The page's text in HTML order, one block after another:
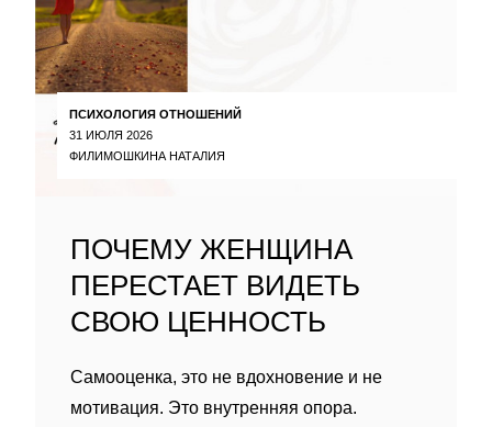
ПСИХОЛОГИЯ ОТНОШЕНИЙ
31 ИЮЛЯ 2026
ФИЛИМОШКИНА НАТАЛИЯ
ПОЧЕМУ ЖЕНЩИНА
ПЕРЕСТАЕТ ВИДЕТЬ
СВОЮ ЦЕННОСТЬ
Самооценка, это не вдохновение и не
мотивация. Это внутренняя опора.